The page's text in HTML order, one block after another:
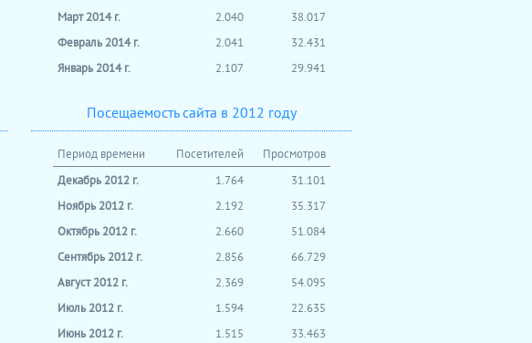
Март 2014 г.
2.040
38.017
Февраль 2014 г.
2.041
32.431
Январь 2014 г.
2.107 29.941
Посещаемость сайта в 2012 году
Период времени Посетителей
Просмотров
Декабрь 2012 г.
1.764
31.101
Ноябрь 2012 г.
2.192
35.317
Октябрь 2012 г.
2.660
51.084
Сентябрь 2012 г.
2.856
66.729
Август 2012 г.
2.369
54.095
Июль 2012 г.
1.594
22.635
Июнь 2012 г.
1.515
33.463